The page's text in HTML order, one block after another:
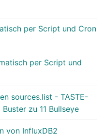
per Script und Cron
per Script und
sources.list - TASTE-
zu 11 Bullseye
von InfluxDB2